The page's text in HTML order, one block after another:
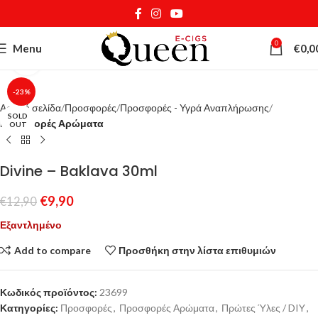
Menu 0 €
-23%
SOLD
OUT
Κάντε κλικ για μεγέθυνση
Αρχική σελίδα Προσφορές Προσφορές - Υγρά Αναπλήρωσης
Προσφορές Αρώματα
Divine – Baklava 30ml
€12,90 €9,90
Εξαντλημένο
Add to compare Προσθήκη στην λίστα επιθυμιών
Κωδικός προϊόντος: 23699
Κατηγορίες: Προσφορές, Προσφορές Αρώματα, Πρώτες Ύλες / DIY,